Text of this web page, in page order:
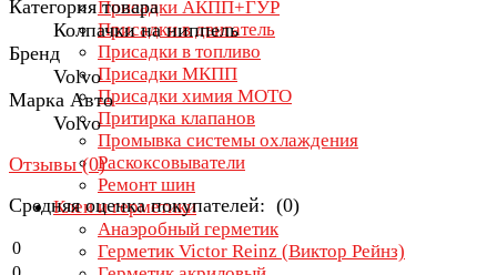
Присадки АКПП+ГУР
Присадки в двигатель
Присадки в топливо
Присадки МКПП
Присадки химия МОТО
Притирка клапанов
Промывка системы охлаждения
Раскоксовыватели
Ремонт шин
Клеи и герметики
Анаэробный герметик
Герметик Victor Reinz (Виктор Рейнз)
Категория товара
Колпачки на ниппель
Бренд
Volvo
Марка Авто
Volvo
Отзывы (0)
Средняя оценка покупателей: (0)
0